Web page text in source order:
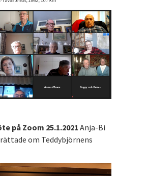
på Zoom 25.1.2021 Anja-Bi
om Teddybjörnens